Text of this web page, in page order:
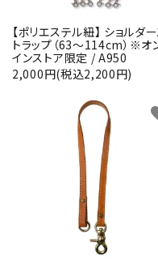
【ポリエステル紐】 ショルダ
トラップ（63～114cm）※オ
インストア限定 / A950
2,000円(税込2,200円)